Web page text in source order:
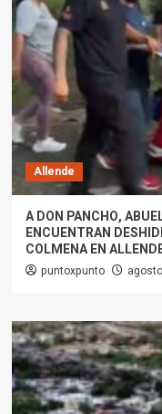
Allende
A DON PANCHO,
ENCUENTRAN
COLMENA EN
puntoxpunto